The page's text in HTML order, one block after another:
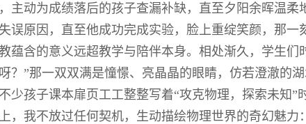
主动为成绩落后的孩子查漏补缺，直至夕阳余晖温
误原因，直至他成功完成实验，脸上重绽笑颜，那一
蕴含的意义远超教学与陪伴本身。相处渐久，学生
？”那一双双满是憧憬、亮晶晶的眼睛，仿若澄澈的
少孩子课本扉页工工整整写着“攻克物理，探索未知”
，我不放过任何契机，生动描绘物理世界的奇幻魅